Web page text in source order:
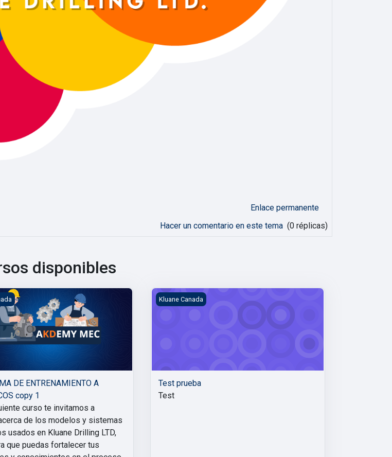
Enlace permanente
Hacer un comentario en este tema (0 réplicas)
disponibles
DE ENTRENAMIENTO A MÉCANICOS copy 1
DE ENTRENAMIENTO A
copy 1
curso te invitamos a
de los modelos y sistemas
usados en Kluane Drilling LTD,
que puedas fortalecer tus
Test prueba
Kluane Canada
Test prueba
Test